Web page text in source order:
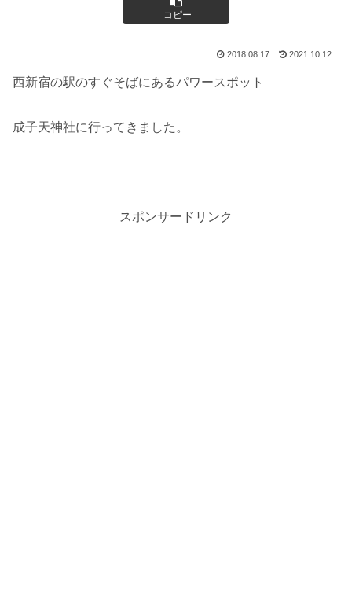
コピー
2018.08.17 2021.10.12
西新宿の駅のすぐそばにあるパワースポット
成子天神社に行ってきました。
スポンサードリンク